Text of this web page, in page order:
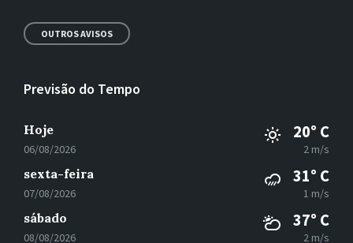
OUTROS AVISOS
Previsão do Tempo
Hoje
06/08/2026
20° C
2 m/s
sexta-feira
07/08/2026
31° C
1 m/s
sábado
08/08/2026
37° C
2 m/s